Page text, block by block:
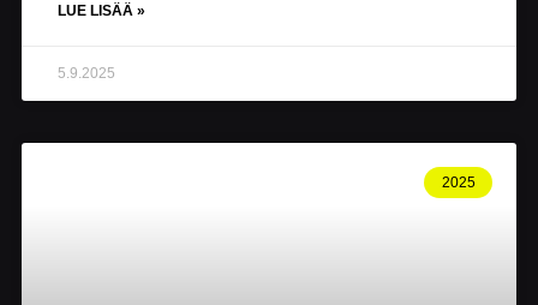
LUE LISÄÄ »
5.9.2025
2025